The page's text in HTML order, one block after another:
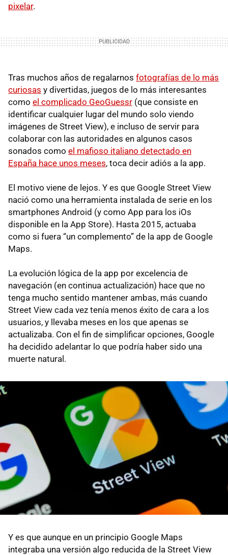
pixelar.
Tras muchos años de regalarnos fotografías de lo más
curiosas y divertidas, juegos de lo más interesantes
como el complicado GeoGuessr (que consiste en
identificar cualquier lugar del mundo solo viendo
imágenes de Street View), e incluso de servir para
colaborar con las autoridades en algunos casos
sonados como el mafioso italiano detectado en
España hace unos meses, toca decir adiós a la app.
El motivo viene de lejos. Y es que Google Street View
nació como una herramienta instalada de serie en los
smartphones Android (y como App para los iOs
disponible en la App Store). Hasta 2015, actuaba
como si fuera “un complemento” de la app de Google
Maps.
La evolución lógica de la app por excelencia de
navegación (en continua actualización) hace que no
tenga mucho sentido mantener ambas, más cuando
Street View cada vez tenía menos éxito de cara a los
usuarios, y llevaba meses en los que apenas se
actualizaba. Con el fin de simplificar opciones, Google
ha decidido adelantar lo que podría haber sido una
muerte natural.
Y es que aunque en un principio Google Maps
integraba una versión algo reducida de la Street View